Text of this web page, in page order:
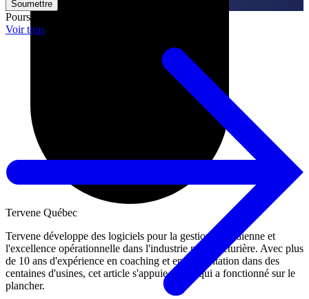
Tervene Québec
Tervene développe des logiciels pour la gestion quotidienne et
l'excellence opérationnelle dans l'industrie manufacturière. Avec plus
de 10 ans d'expérience en coaching et en implantation dans des
centaines d'usines, cet article s'appuie sur ce qui a fonctionné sur le
plancher.
Poursuivez votre lecture
Voir tous